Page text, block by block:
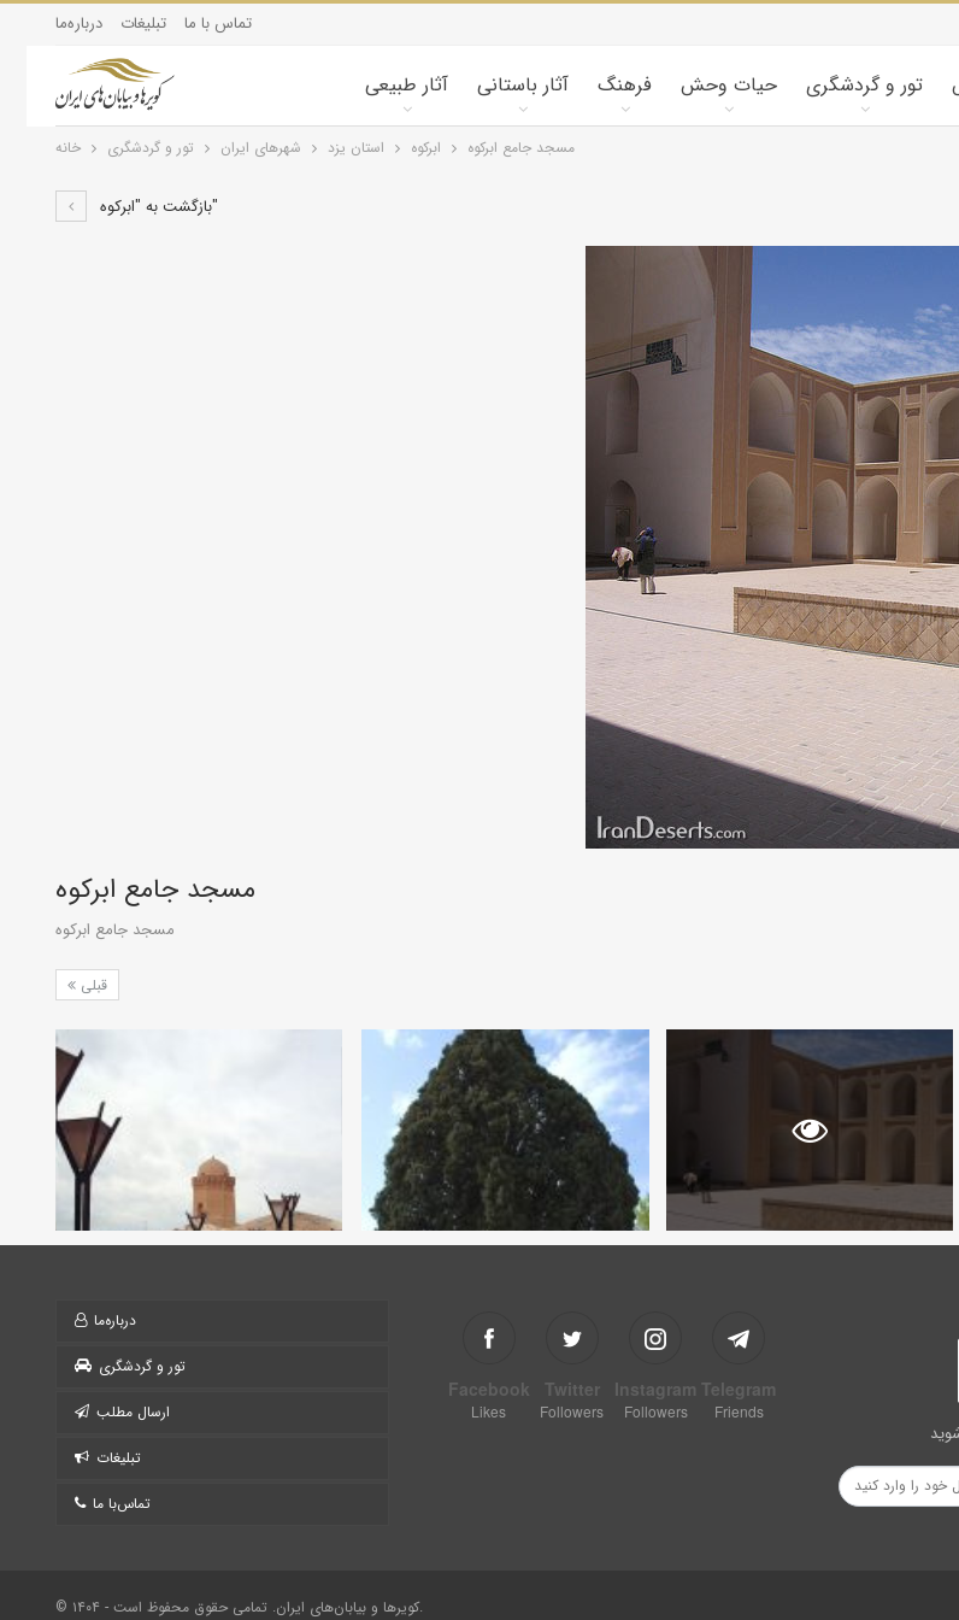
درباره‌ما تبلیغات تماس با ما
آثار طبیعی آثار باستانی فرهنگ حیات وحش تور و گردشگری
خانه تور و گردشگری شهرهای ایران استان یزد ابرکوه مسجد جامع ابرکوه
بازگشت به "ابرکوه"
مسجد جامع ابرکوه
مسجد جامع ابرکوه
قبلی
درباره‌ما
تور و گردشگری
ارسال مطلب
تبلیغات
تماس‌با ما
Facebook
Likes
Twitter
Followers
Instagram
Followers
Telegram
Friends
© ۱۴۰۴ - کویرها و بیابان‌های ایران. تمامی حقوق محفوظ است.